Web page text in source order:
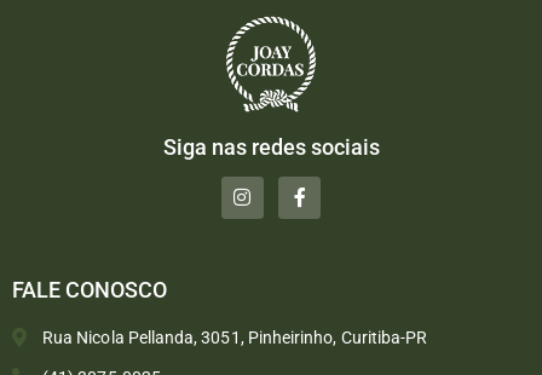
Siga nas redes sociais
FALE CONOSCO
Rua Nicola Pellanda, 3051, Pinheirinho, Curitiba-PR